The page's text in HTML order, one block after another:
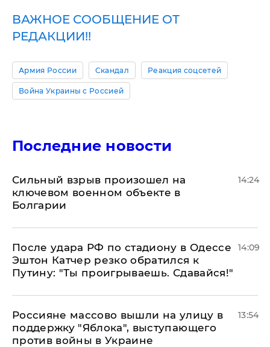
ВАЖНОЕ СООБЩЕНИЕ ОТ
РЕДАКЦИИ!!
Армия России Скандал Реакция соцсетей
Война Украины с Россией
Последние новости
Сильный взрыв произошел на
ключевом военном объекте в
Болгарии
14:24
После удара РФ по стадиону в Одессе
Эштон Катчер резко обратился к
Путину: "Ты проигрываешь. Сдавайся!"
14:09
Россияне массово вышли на улицу в
поддержку "Яблока", выступающего
против войны в Украине
13:54